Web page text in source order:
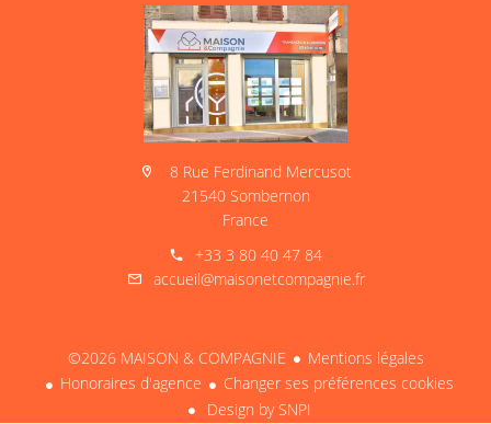
8 Rue Ferdinand Mercusot
21540 Sombernon
France
+33 3 80 40 47 84
accueil@maisonetcompagnie.fr
©2026 MAISON & COMPAGNIE
Mentions légales
Honoraires d'agence
Changer ses préférences cookies
Design by SNPI